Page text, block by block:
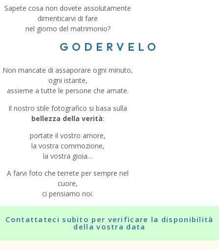
INTIMI
Sapete cosa non dovete assolutamente
dimenticarvi di fare
nel giorno del matrimonio?
GODERVELO
Non mancate di assaporare ogni minuto,
ogni istante,
assieme a tutte le persone che amate.
Il nostro stile fotografico si basa sulla
bellezza della verità:
portate il vostro amore,
la vostra commozione,
la vostra gioia…
A farvi foto che terrete per sempre nel
cuore,
ci pensiamo noi.
Contattateci subito per verificare la disponibilità
della vostra data